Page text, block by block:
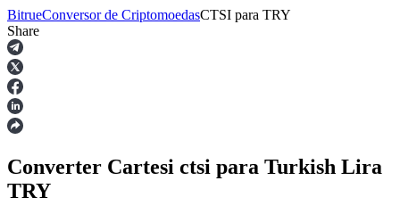
Futuros
BitrueConversor de CriptomoedasCTSI para TRY
Share
Converter Cartesi ctsi para Turkish Lira
TRY